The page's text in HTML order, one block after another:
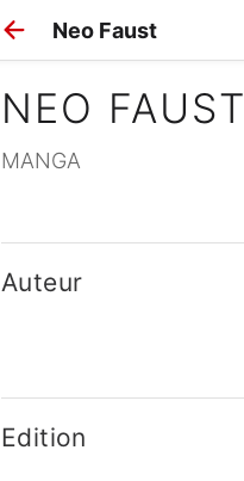
Neo Faust
NEO FAUST
MANGA
Auteur
Edition